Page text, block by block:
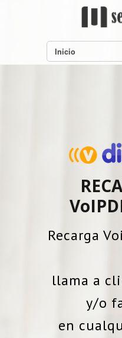
Inicio
Recarga
llama a
y/o
en